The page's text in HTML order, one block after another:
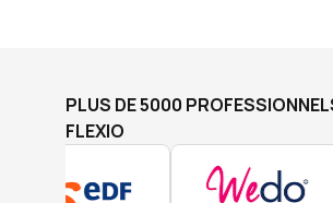
PLUS DE 5000
FLEXIO